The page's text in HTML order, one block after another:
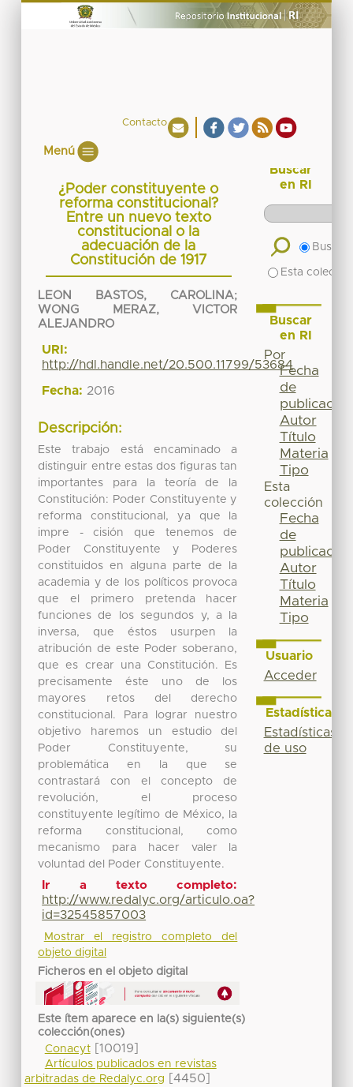
Contacto
Menú
¿Poder constituyente o
reforma constitucional?
Entre un nuevo texto
constitucional o la
adecuación de la
Constitución de 1917
LEON BASTOS, CAROLINA;
WONG MERAZ, VICTOR
ALEJANDRO
URI:
http://hdl.handle.net/20.500.11799/53684
Fecha: 2016
Descripción:
Este trabajo está encaminado a
distinguir entre estas dos figuras tan
importantes para la teoría de la
Constitución: Poder Constituyente y
reforma constitucional, ya que la
impre - cisión que tenemos de
Poder Constituyente y Poderes
constituidos en alguna parte de la
academia y de los políticos provoca
que el primero pretenda hacer
funciones de los segundos y, a la
inversa, que éstos usurpen la
atribución de este Poder soberano,
que es crear una Constitución. Es
precisamente éste uno de los
mayores retos del derecho
constitucional. Para lograr nuestro
objetivo haremos un estudio del
Poder Constituyente, su
problemática en la que se
contrastará con el concepto de
revolución, el proceso
constituyente legítimo de México, la
reforma constitucional, como
mecanismo para hacer valer la
voluntad del Poder Constituyente.
Ir a texto completo:
http://www.redalyc.org/articulo.oa?
id=32545857003
Mostrar el registro completo del
objeto digital
Ficheros en el objeto digital
Este ítem aparece en la(s) siguiente(s)
colección(ones)
Conacyt[10019]
Artículos publicados en revistas
arbitradas de Redalyc.org
[4450]
Buscar
en RI
Buscar
Esta
Buscar
en RI
Por
Fecha
de
publicación
Autor
Título
Materia
Tipo
Esta
colección
Fecha
de
publicación
Autor
Título
Materia
Tipo
Usuario
Acceder
Estadísticas
Estadísticas
de uso